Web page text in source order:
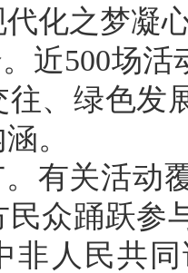
化之梦凝
近500场
往、绿色发
。
有关活动
民众踊跃参
非人民共